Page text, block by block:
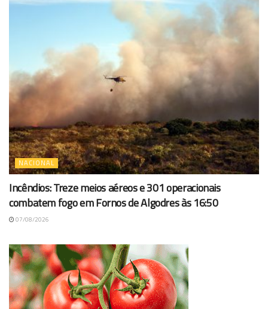
NACIONAL
Incêndios: Treze meios aéreos e 301 operacionais
combatem fogo em Fornos de Algodres às 16:50
07/08/2026